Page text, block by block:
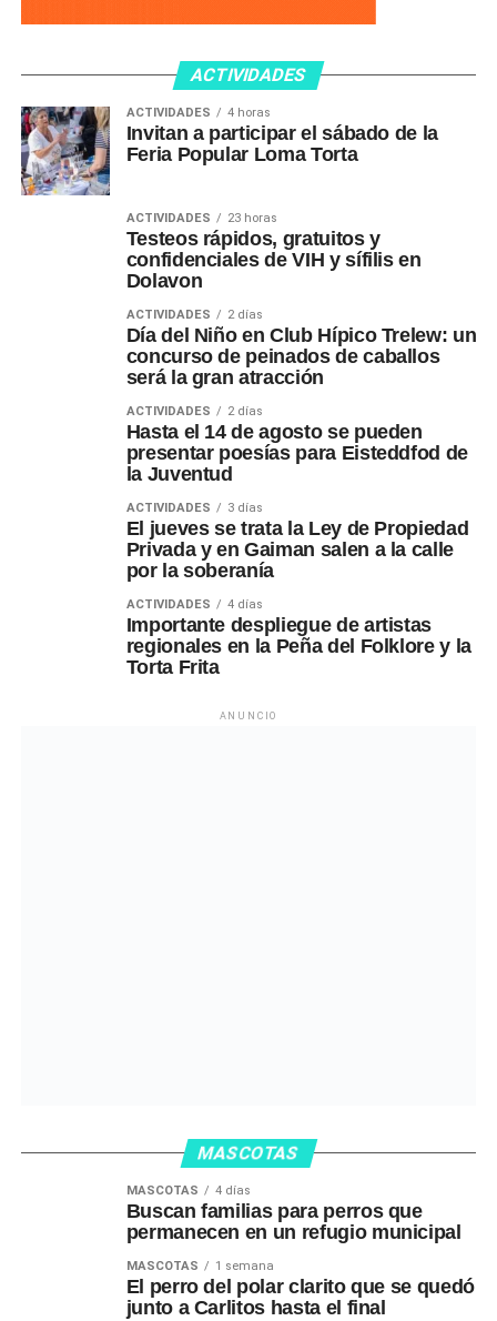
ACTIVIDADES
ACTIVIDADES 4 horas
Invitan a participar el sábado de la
Feria Popular Loma Torta
ACTIVIDADES 23 horas
Testeos rápidos, gratuitos y
confidenciales de VIH y sífilis en
Dolavon
ACTIVIDADES 2 días
Día del Niño en Club Hípico Trelew: un
concurso de peinados de caballos
será la gran atracción
ACTIVIDADES 2 días
Hasta el 14 de agosto se pueden
presentar poesías para Eisteddfod de
la Juventud
ACTIVIDADES 3 días
El jueves se trata la Ley de Propiedad
Privada y en Gaiman salen a la calle
por la soberanía
ACTIVIDADES 4 días
Importante despliegue de artistas
regionales en la Peña del Folklore y la
Torta Frita
ANUNCIO
MASCOTAS
MASCOTAS 4 días
Buscan familias para perros que
permanecen en un refugio municipal
MASCOTAS 1 semana
El perro del polar clarito que se quedó
junto a Carlitos hasta el final